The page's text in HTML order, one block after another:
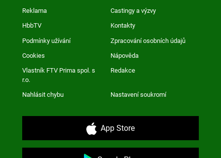
Reklama Castingy a výzvy
HbbTV Kontakty
Podmínky užívání Zpracování osobních údajů
Cookies Nápověda
Vlastník FTV Prima spol. s
r.o.
Redakce
Nahlásit chybu Nastavení soukromí
App Store